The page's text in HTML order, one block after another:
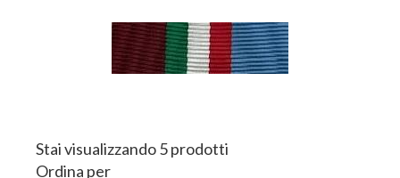
Stai visualizzando 5 prodotti
Ordina per